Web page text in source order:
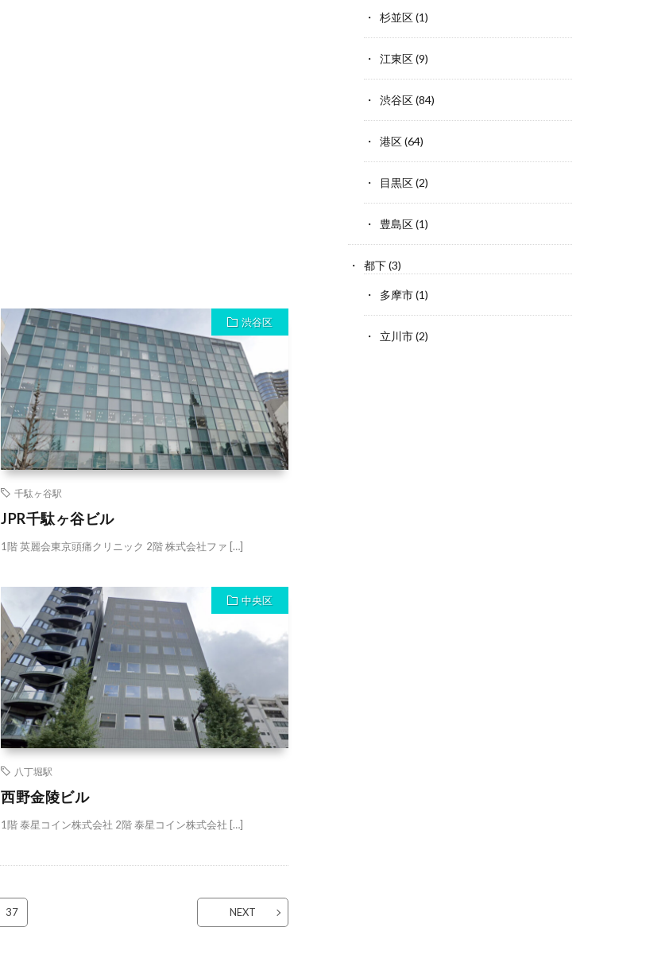
渋谷区
千駄ヶ谷駅
JPR千駄ヶ谷ビル
1階 英麗会東京頭痛クリニック 2階 株式会社ファ […]
中央区
八丁堀駅
西野金陵ビル
1階 泰星コイン株式会社 2階 泰星コイン株式会社 […]
37 NEXT
杉並区(1)
江東区(9)
渋谷区(84)
港区(64)
目黒区(2)
豊島区(1)
都下(3)
多摩市(1)
立川市(2)